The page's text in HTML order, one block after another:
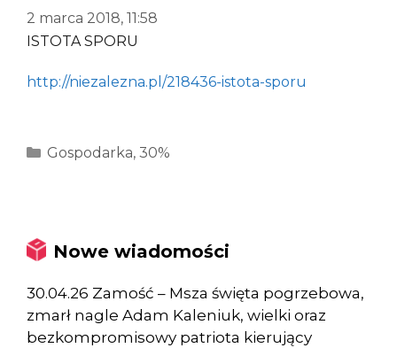
2 marca 2018, 11:58
ISTOTA SPORU
http://niezalezna.pl/218436-istota-sporu
Kategorie
Gospodarka, 30%
Nowe wiadomości
30.04.26 Zamość – Msza święta pogrzebowa,
zmarł nagle Adam Kaleniuk, wielki oraz
bezkompromisowy patriota kierujący